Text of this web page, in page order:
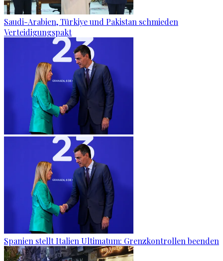
Saudi-Arabien, Türkiye und Pakistan schmieden
Verteidigungspakt
Spanien stellt Italien Ultimatum: Grenzkontrollen beenden